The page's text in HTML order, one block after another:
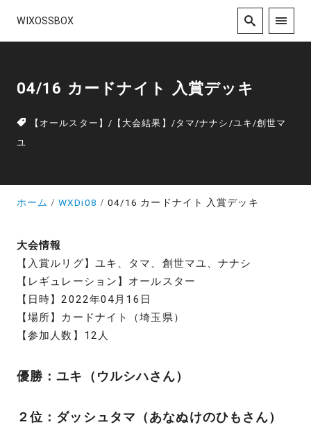
WIXOSSBOX
04/16 カードナイト 入賞デッキ
【オールスター】 / 【大会結果】 /タマ/ナナシ /ユキ/創世マ
ユ
ホーム WXDi08 04/16 カードナイト 入賞デッキ
大会情報
【入賞ルリグ】ユキ、タマ、創世マユ、ナナシ
【レギュレーション】オールスター
【日時】2022年04月16日
【場所】カードナイト（埼玉県）
【参加人数】12人
優勝：ユキ（ウルシハさん）
２位：ダッシュタマ（あなぬけのひもさん）